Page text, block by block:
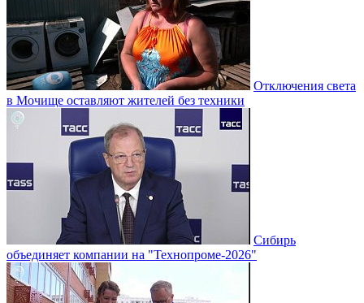
Отключения света
в Мочище оставляют жителей без техники
Сибирь
объединяет компании на "Технопроме-2026"